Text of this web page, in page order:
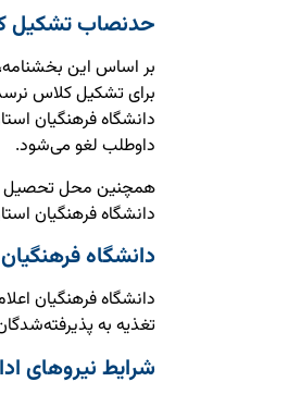
حدنصاب تشکیل
برای تشکیل کلاس
دانشگاه فرهنگیان
داوطلب لغو می‌شود.
همچنین محل تحصیل
دانشگاه فرهنگیان
دانشگاه
دانشگاه فرهنگیان
تغذیه به
شرایط نیروهای